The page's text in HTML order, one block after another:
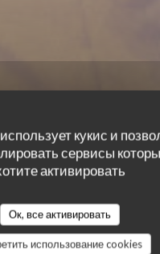
кукис и
сервисы
активировать
Ок, все активировать
использование cookies